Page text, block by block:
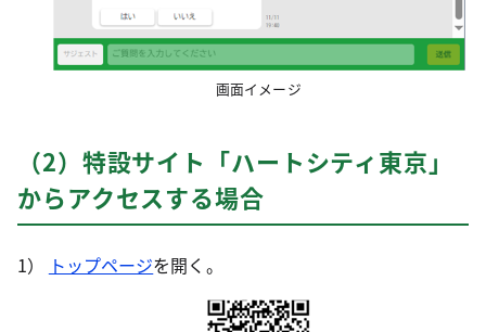
画面イメージ
（2）特設サイト「ハートシティ東京」
からアクセスする場合
トップページを開く。